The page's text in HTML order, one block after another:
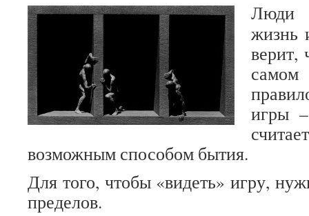
Люди
жизнь
верит,
самом
игры
возможным способом бытия.
Для того, чтобы «видеть» игру,
пределов.